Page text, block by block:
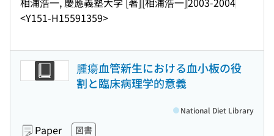
<Y151-H15591359>
腫瘍血管新生における血小板の役
割と臨床病理学的意義
Paper 図書
National Diet Library